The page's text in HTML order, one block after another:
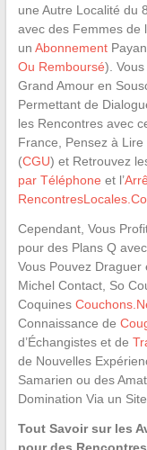
une Autre Localité du
avec des Femmes de
un Abonnement
Ou Remboursé).
Grand Amour en
Permettant de
les Rencontres avec
France, Pensez à Lire
(CGU) et Retrouvez
par Téléphone et l’
Cependant, Vous
pour des Plans Q
Vous Pouvez
Michel Contact, So
Coquines
Connaissance de
d’Échangistes et de
de Nouvelles
Samarien ou des
Domination Via un
Tout Savoir sur les